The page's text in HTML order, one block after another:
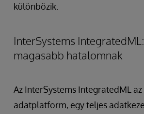
különbözik.
InterSystems
magasabb hatalomnak
Az InterSystems IntegratedML
adatplatform, egy teljes